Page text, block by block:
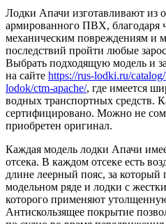
Лодки Апачи изготавливают из
армированного ПВХ, благодаря
механическим повреждениям и
последствий пройти любые
Выбрать подходящую модель и
на сайте https://rus-lodki.ru/
lodok/ctm-apache/, где имеется
водных транспортных средств.
сертифицировано. Можно не
приобретен оригинал.
Каждая модель лодки Апачи
отсека. В каждом отсеке есть
длине леерный пояс, за который
модельном ряде и лодки с
которого применяют
Антискользящее покрытие